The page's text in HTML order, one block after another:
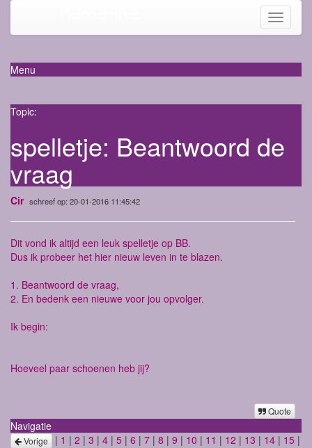
Toggle
Menu
Topic:
spelletje: Beantwoord de
vraag
Cir schreef op: 20-01-2016 11:45:42
Dit vond ik altijd een leuk spelletje op BB.
Dus ik probeer het hier nieuw leven in te blazen.
1. Beantwoord de vraag,
2. En bedenk een nieuwe voor jou opvolger.
Ik begin:
Hoeveel paar schoenen heb jij?
Quote
Navigatie
Vorige | 1 | 2 | 3 | 4 | 5 | 6 | 7 | 8 | 9 | 10 | 11 | 12 | 13 | 14 | 15 |